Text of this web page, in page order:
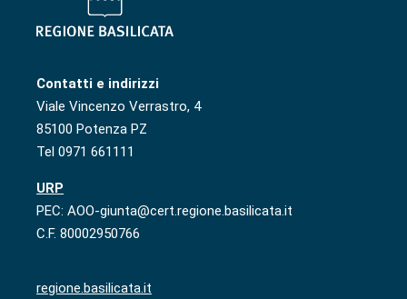
Contatti e indirizzi
Viale Vincenzo Verrastro, 4
85100 Potenza PZ
Tel 0971 661111
URP
PEC: AOO-giunta@cert.regione.basilicata.it
C.F. 80002950766
regione.basilicata.it